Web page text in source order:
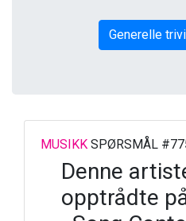
Generelle
MUSIKK SPØRSMÅL
Denne
opptrådte